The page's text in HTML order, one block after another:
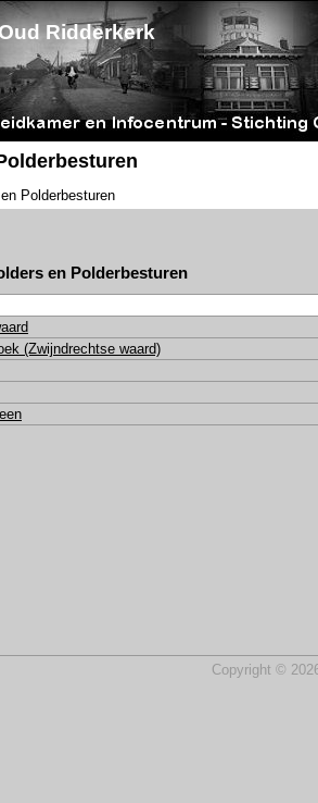
Ridderkerk
Polderbesturen
en Polderbesturen
(Zwijndrechtse waard)
Copyright ©